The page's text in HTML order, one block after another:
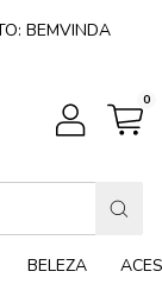
BEMVINDA
0
BELEZA